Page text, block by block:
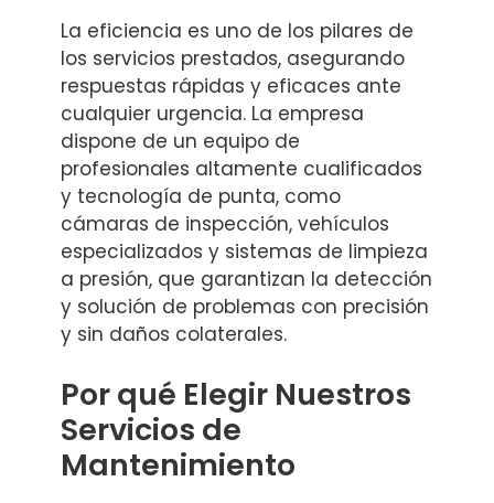
La eficiencia es uno de los pilares de
los servicios prestados, asegurando
respuestas rápidas y eficaces ante
cualquier urgencia. La empresa
dispone de un equipo de
profesionales altamente cualificados
y tecnología de punta, como
cámaras de inspección, vehículos
especializados y sistemas de limpieza
a presión, que garantizan la detección
y solución de problemas con precisión
y sin daños colaterales.
Por qué Elegir Nuestros
Servicios de
Mantenimiento